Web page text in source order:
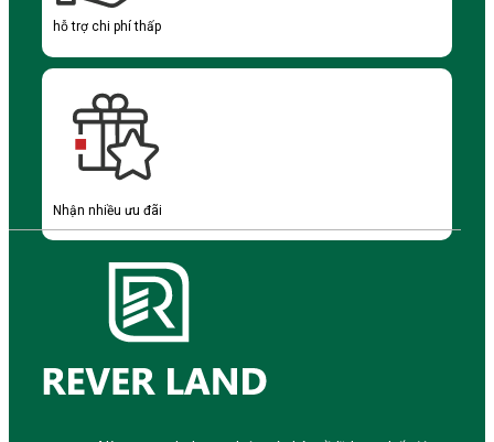
hỗ trợ chi phí thấp
Nhận nhiều ưu đãi